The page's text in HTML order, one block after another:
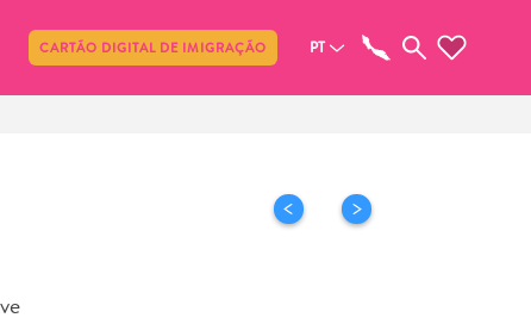
CARTÃO DIGITAL DE IMIGRAÇÃO PT
Compartilhar